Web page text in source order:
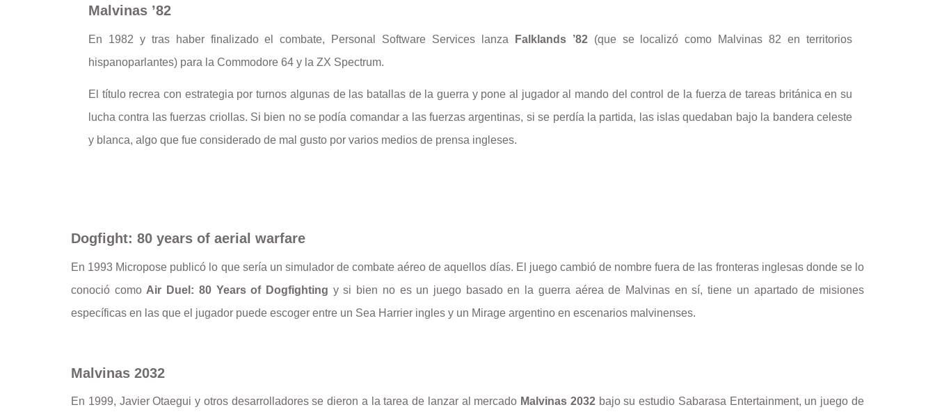
Malvinas ’82
En 1982 y tras haber finalizado el combate, Personal Software Services lanza Falklands ’82(que se localizó como Malvinas 82 en territorios
hispanoparlantes) para la Commodore 64 y la ZX Spectrum.
El título recrea con estrategia por turnos algunas de las batallas de la guerra y pone al jugador al mando del control de la fuerza de tareas británica en su
lucha contra las fuerzas criollas. Si bien no se podía comandar a las fuerzas argentinas, si se perdía la partida, las islas quedaban bajo la bandera celeste
y blanca, algo que fue considerado de mal gusto por varios medios de prensa ingleses.
Dogfight: 80 years of aerial warfare
En 1993 Micropose publicó lo que sería un simulador de combate aéreo de aquellos días. El juego cambió de nombre fuera de las fronteras inglesas donde se lo
conoció como Air Duel: 80 Years of Dogfighting y si bien no es un juego basado en la guerra aérea de Malvinas en sí, tiene un apartado de misiones
específicas en las que el jugador puede escoger entre un Sea Harrier ingles y un Mirage argentino en escenarios malvinenses.
Malvinas 2032
En 1999, Javier Otaegui y otros desarrolladores se dieron a la tarea de lanzar al mercado Malvinas 2032bajo su estudio Sabarasa Entertainment, un juego de